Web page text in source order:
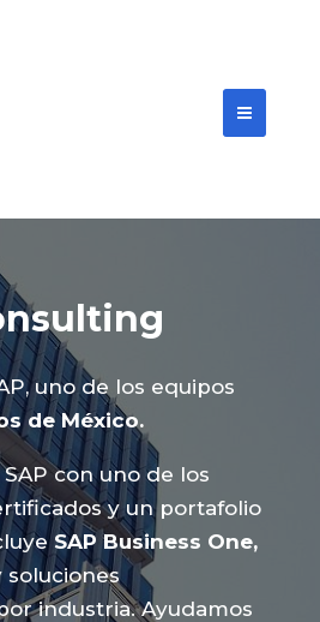
uno de los equipos
de México.
con uno de los
y un portafolio
SAP Business One,
industria. Ayudamos